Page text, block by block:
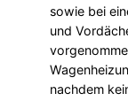
sowie bei
und
nachdem